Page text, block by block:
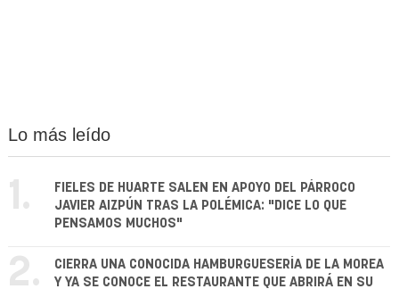
Lo más leído
1.
FIELES DE HUARTE SALEN EN APOYO DEL PÁRROCO
JAVIER AIZPÚN TRAS LA POLÉMICA: "DICE LO QUE
PENSAMOS MUCHOS"
2.
CIERRA UNA CONOCIDA HAMBURGUESERÍA DE LA MOREA
Y YA SE CONOCE EL RESTAURANTE QUE ABRIRÁ EN SU